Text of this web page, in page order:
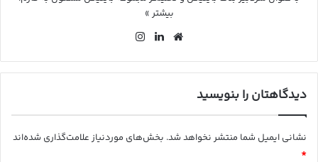
بیشتر »
وب
ت
لین
ین گرا
دیدگاهتان را بنویسید
نشانی ایمیل شما منتشر نخواهد شد. بخش‌های موردنیاز علامت‌گذاری شده‌اند
*